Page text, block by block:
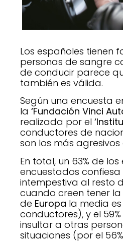
Los españoles tienen
personas de sangre
de conducir parece
también es válida.
Según una encuesta
la ‘Fundación Vinci
realizada por el
conductores de
son los más agresivos
En total, un 63% de
encuestados
intempestiva al resto
cuando creen tener
de Europa la media
conductores), y el
insultar a otras
situaciones (por el